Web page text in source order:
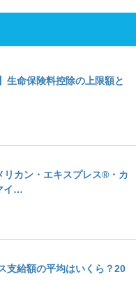
生命保険料控除の上限額と
リカン・エキスプレス®・カ
イ…
支給額の平均はいくら？20